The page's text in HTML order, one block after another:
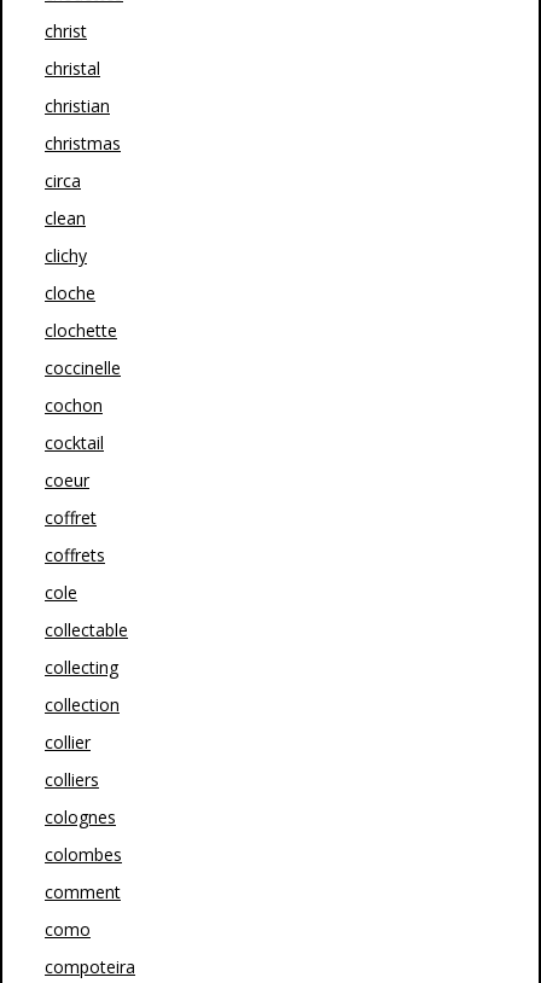
christ
christal
christian
christmas
circa
clean
clichy
cloche
clochette
coccinelle
cochon
cocktail
coeur
coffret
coffrets
cole
collectable
collecting
collection
collier
colliers
colognes
colombes
comment
como
compoteira